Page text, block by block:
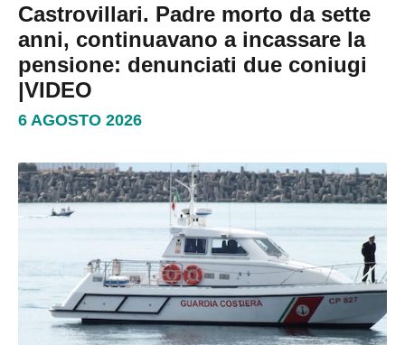
Castrovillari. Padre morto da sette
anni, continuavano a incassare la
pensione: denunciati due coniugi
|VIDEO
6 AGOSTO 2026